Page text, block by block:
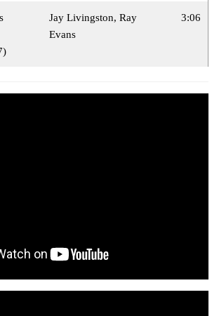
Jay Livingston, Ray
Evans
3:06